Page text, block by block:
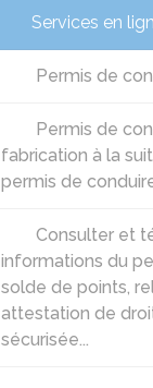
Services en
Permis de
Permis de
fabrication à la
permis de
Consulter et
informations du
solde de points,
attestation de
sécurisée...